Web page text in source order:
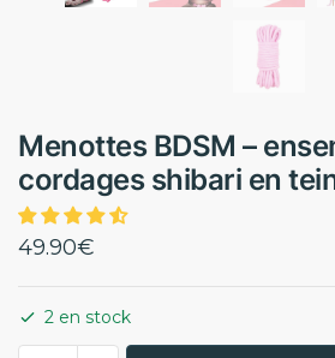
Menottes BDSM –
cordages shibari en
49.90€
2 en stock